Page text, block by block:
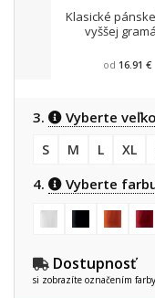
Klasické
vyššej
od 16.91 €
3. Vyberte
S
M L XL
4. Vyberte
Dostupnosť
si zobrazíte označením